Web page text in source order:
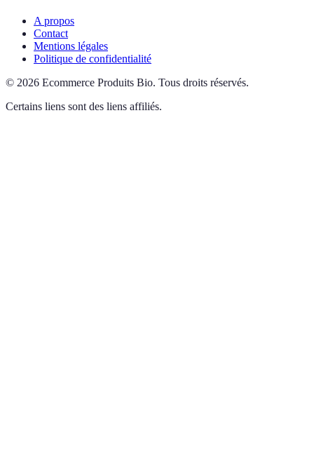
A propos
Contact
Mentions légales
Politique de confidentialité
© 2026 Ecommerce Produits Bio. Tous droits réservés.
Certains liens sont des liens affiliés.